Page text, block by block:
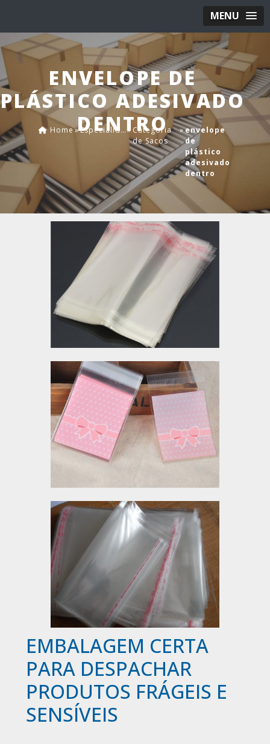
MENU
ENVELOPE DE
PLÁSTICO ADESIVADO
DENTRO
Home» Especialidades » Categoria
de Sacos
»envelope
de
plástico
adesivado
dentro
EMBALAGEM CERTA
PARA DESPACHAR
PRODUTOS FRÁGEIS E
SENSÍVEIS